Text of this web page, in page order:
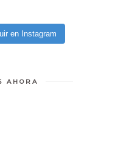
en Instagram
AHORA